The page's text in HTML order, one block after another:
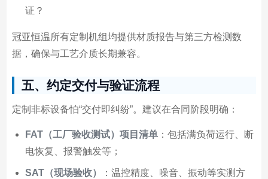
证？
冠亚恒温所有定制机组均提供材质报告与第三方检测数
据，确保与工艺介质长期兼容。
五、约定交付与验证流程
定制非标设备怕“交付即纠纷”。建议在合同阶段明确：
FAT（工厂验收测试）项目清单：包括满负荷运行、断
电恢复、报警触发等；
SAT（现场验收）
：温控精度、噪音、振动等实测方